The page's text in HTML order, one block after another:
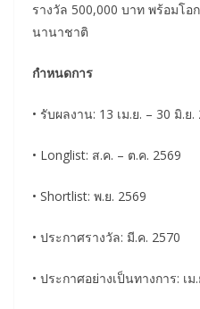
รางวัล 500,000 บาท พร้อมโ
นานาชาติ
กำหนดการ
• รับผลงาน: 13 เม.ย. – 30 มิ.ย.
• Longlist: ส.ค. – ต.ค. 2569
• Shortlist: พ.ย. 2569
• ประกาศรางวัล: มี.ค. 2570
• ประกาศอย่างเป็นทางการ: เม